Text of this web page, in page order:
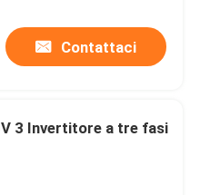
Contattaci
3 Invertitore a tre fasi